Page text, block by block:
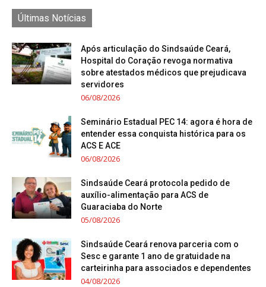
Últimas Notícias
Após articulação do Sindsaúde Ceará,
Hospital do Coração revoga normativa
sobre atestados médicos que prejudicava
servidores
06/08/2026
Seminário Estadual PEC 14: agora é hora de
entender essa conquista histórica para os
ACS E ACE
06/08/2026
Sindsaúde Ceará protocola pedido de
auxílio-alimentação para ACS de
Guaraciaba do Norte
05/08/2026
Sindsaúde Ceará renova parceria com o
Sesc e garante 1 ano de gratuidade na
carteirinha para associados e dependentes
04/08/2026